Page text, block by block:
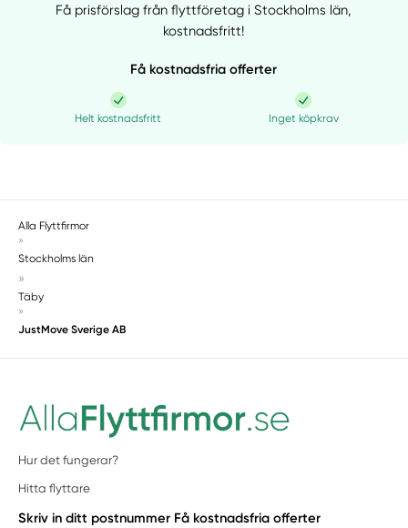
Få prisförslag från flyttföretag i Stockholms län,
kostnadsfritt!
Få kostnadsfria offerter
Helt kostnadsfritt Inget köpkrav
Alla Flyttfirmor
»
Stockholms län
»
Täby
»
JustMove Sverige AB
Hur det fungerar?
Hitta flyttare
Skriv in ditt postnummer Få kostnadsfria offerter